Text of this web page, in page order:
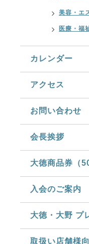
美容・エ
医療・福
カレンダー
アクセス
お問い合わせ
会長挨拶
大徳商品券（
入会のご案内
大徳・大野 プ
取扱い店舗様